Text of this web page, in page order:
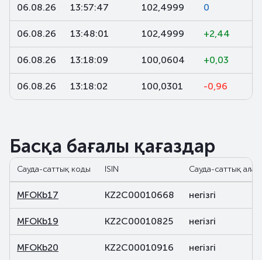
06.08.26 13:57:47 102,4999 0
06.08.26 13:48:01 102,4999 +2,44
06.08.26 13:18:09 100,0604 +0,03
06.08.26 13:18:02 100,0301 -0,96
Басқа бағалы қағаздар
Сауда-саттық коды ISIN Сауда-саттық алаң
MFOKb17 KZ2C00010668 негізгі
MFOKb19 KZ2C00010825 негізгі
MFOKb20 KZ2C00010916 негізгі